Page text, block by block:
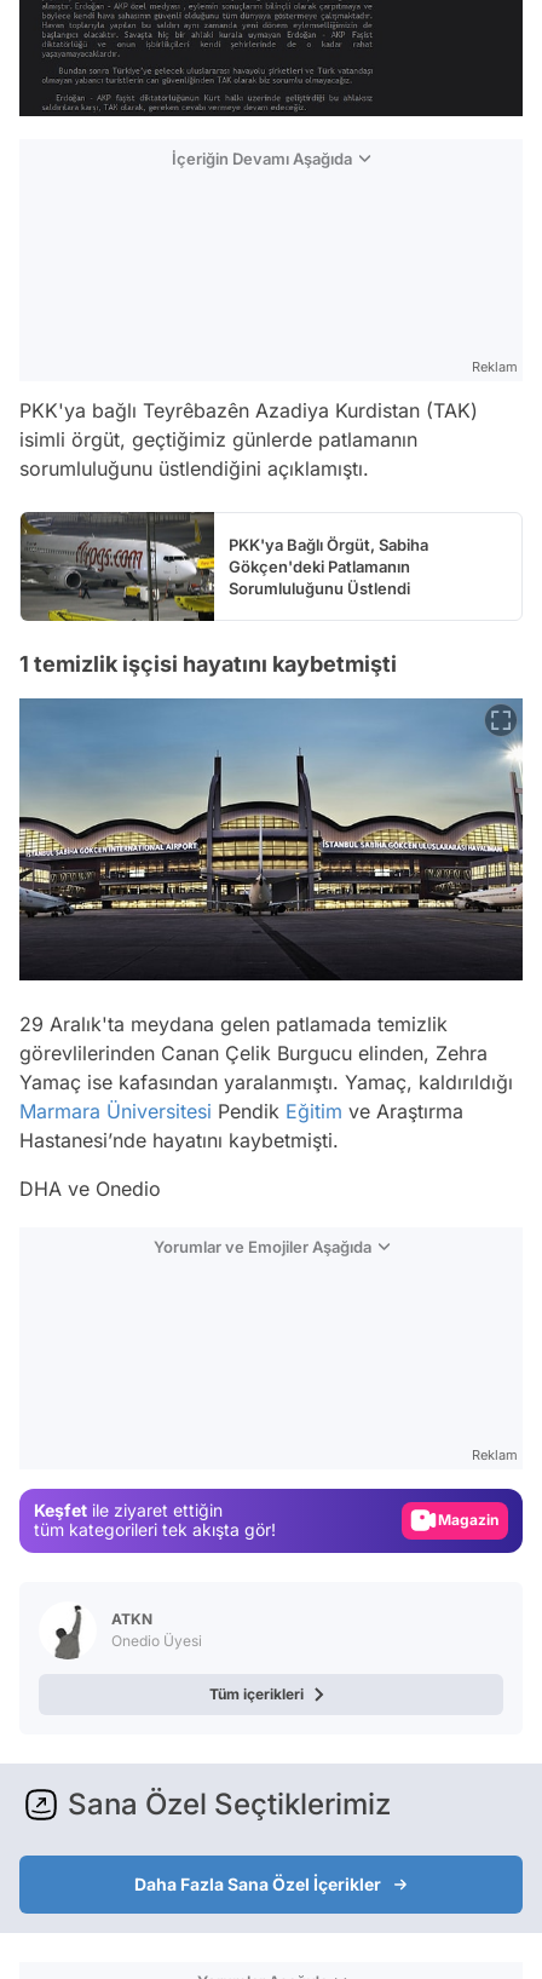
İçeriğin Devamı Aşağıda
Reklam
PKK'ya bağlı Teyrêbazên Azadiya Kurdistan (TAK)
isimli örgüt, geçtiğimiz günlerde patlamanın
sorumluluğunu üstlendiğini açıklamıştı.
PKK'ya Bağlı Örgüt, Sabiha
Gökçen'deki Patlamanın
Sorumluluğunu Üstlendi
1 temizlik işçisi hayatını kaybetmişti
29 Aralık'ta meydana gelen patlamada temizlik
görevlilerinden Canan Çelik Burgucu elinden, Zehra
Yamaç ise kafasından yaralanmıştı. Yamaç, kaldırıldığı
Marmara Üniversitesi Pendik Eğitim ve Araştırma
Hastanesi’nde hayatını kaybetmişti.
DHA ve Onedio
Yorumlar ve Emojiler Aşağıda
Reklam
Keşfet ile ziyaret ettiğin
tüm kategorileri tek akışta gör!
Magazin
ATKN
Onedio Üyesi
Tüm içerikleri
Sana Özel Seçtiklerimiz
Daha Fazla Sana Özel İçerikler